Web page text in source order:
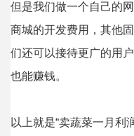
但是我们做一个自己的
商城的开发费用，其他
们还可以接待更广的用
也能赚钱。
以上就是“卖蔬菜一月利